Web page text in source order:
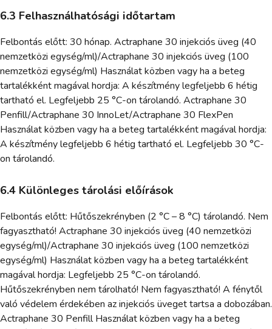
6.3 Felhasználhatósági időtartam
Felbontás előtt: 30 hónap. Actraphane 30 injekciós üveg (40
nemzetközi egység/ml)/Actraphane 30 injekciós üveg (100
nemzetközi egység/ml) Használat közben vagy ha a beteg
tartalékként magával hordja: A készítmény legfeljebb 6 hétig
tartható el. Legfeljebb 25 °C-on tárolandó. Actraphane 30
Penfill/Actraphane 30 InnoLet/Actraphane 30 FlexPen
Használat közben vagy ha a beteg tartalékként magával hordja:
A készítmény legfeljebb 6 hétig tartható el. Legfeljebb 30 °C-
on tárolandó.
6.4 Különleges tárolási előírások
Felbontás előtt: Hűtőszekrényben (2 °C – 8 °C) tárolandó. Nem
fagyasztható! Actraphane 30 injekciós üveg (40 nemzetközi
egység/ml)/Actraphane 30 injekciós üveg (100 nemzetközi
egység/ml) Használat közben vagy ha a beteg tartalékként
magával hordja: Legfeljebb 25 °C-on tárolandó.
Hűtőszekrényben nem tárolható! Nem fagyasztható! A fénytől
való védelem érdekében az injekciós üveget tartsa a dobozában.
Actraphane 30 Penfill Használat közben vagy ha a beteg